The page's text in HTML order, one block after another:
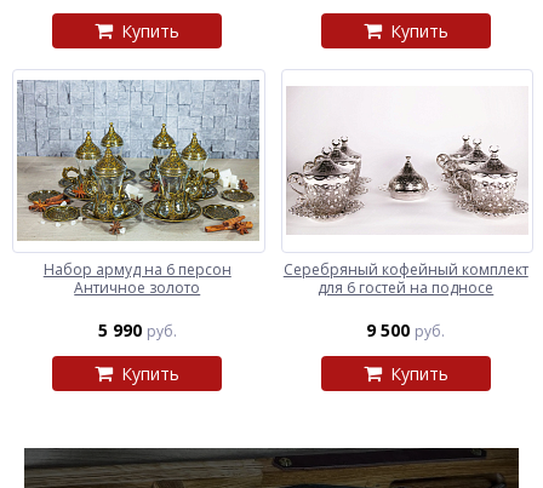
Купить Купить
Набор армуд на 6 персон
Античное золото
5 990 руб.
Купить
Серебряный кофейный комплект
для 6 гостей на подносе
9 500 руб.
Купить